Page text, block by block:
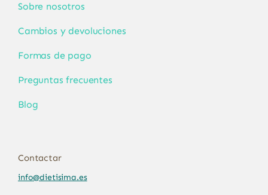
Sobre nosotros
Cambios y devoluciones
Formas de pago
Preguntas frecuentes
Blog
Contactar
info@dietisima.es